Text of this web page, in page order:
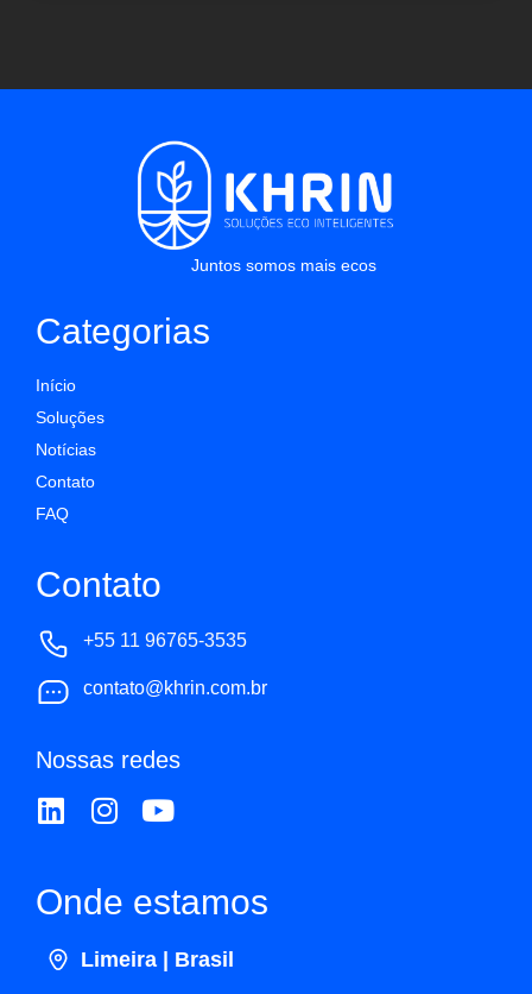
Juntos somos mais ecos
Categorias
Início
Soluções
Notícias
Contato
FAQ
Contato
+55 11 96765-3535
contato@khrin.com.br
Nossas redes
Onde estamos
Limeira | Brasil